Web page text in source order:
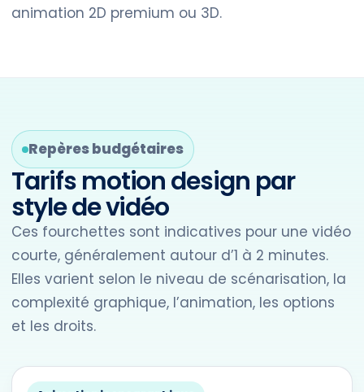
animation 2D premium ou 3D.
Repères budgétaires
Tarifs motion design par
style de vidéo
Ces fourchettes sont indicatives pour une vidéo
courte, généralement autour d’1 à 2 minutes.
Elles varient selon le niveau de scénarisation, la
complexité graphique, l’animation, les options
et les droits.